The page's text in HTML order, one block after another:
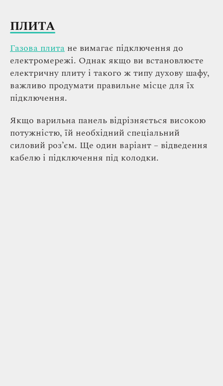
ПЛИТА
Газова плита не вимагає підключення до
електромережі. Однак якщо ви встановлюєте
електричну плиту і такого ж типу духову шафу,
важливо продумати правильне місце для їх
підключення.
Якщо варильна панель відрізняється високою
потужністю, їй необхідний спеціальний
силовий роз’єм. Ще один варіант – відведення
кабелю і підключення під колодки.